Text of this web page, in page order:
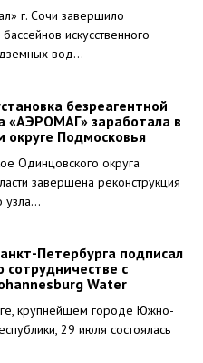
г. Сочи завершило
искусственного
вод...
безреагентной
«АЭРОМАГ» заработала в
округе Подмосковья
Одинцовского округа
завершена реконструкция
узла...
Петербурга подписал
сотрудничестве с
Water
крупнейшем городе Южно-
29 июля состоялась